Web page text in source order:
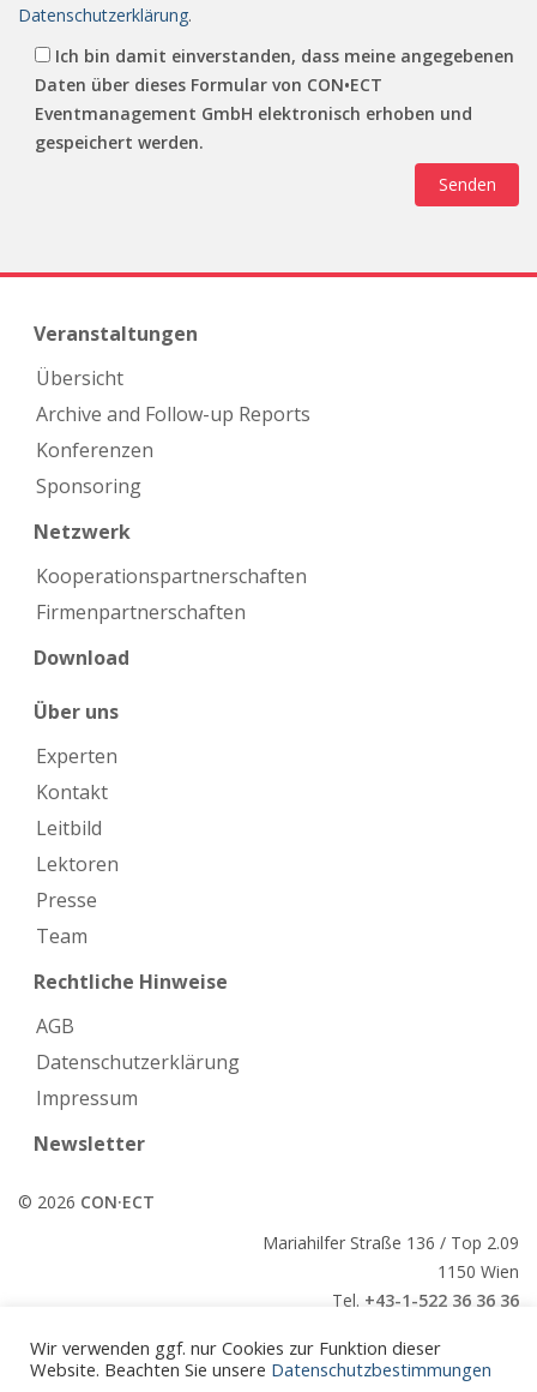
Datenschutzerklärung.
Ich bin damit einverstanden, dass meine angegebenen
Daten über dieses Formular von CON•ECT
Eventmanagement GmbH elektronisch erhoben und
gespeichert werden.
Veranstaltungen
Übersicht
Archive and Follow-up Reports
Konferenzen
Sponsoring
Netzwerk
Kooperations­partnerschaften
Firmen­partnerschaften
Download
Über uns
Experten
Kontakt
Leitbild
Lektoren
Presse
Team
Rechtliche Hinweise
AGB
Datenschutzerklärung
Impressum
Newsletter
© 2026 CON·ECT
Mariahilfer Straße 136 / Top 2.09
1150 Wien
Tel. +43-1-522 36 36 36
Wir verwenden ggf. nur Cookies zur Funktion dieser
Website. Beachten Sie unsere Datenschutzbestimmungen